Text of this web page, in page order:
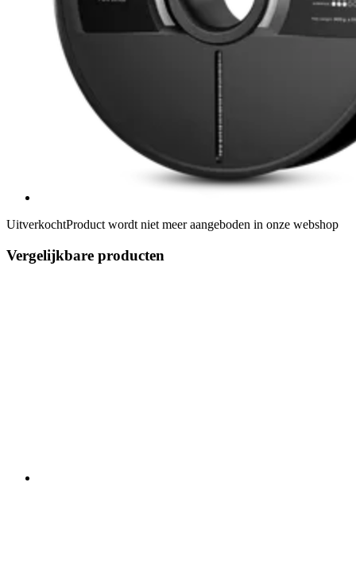
UitverkochtProduct wordt niet meer aangeboden in onze webshop
Vergelijkbare producten